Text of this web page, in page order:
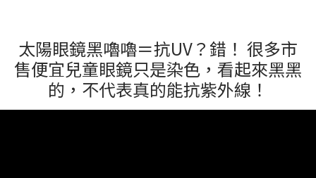
太陽眼鏡黑嚕嚕＝抗UV？錯！ 很多市
售便宜兒童眼鏡只是染色，看起來黑黑
的，不代表真的能抗紫外線！